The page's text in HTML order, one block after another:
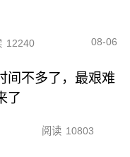
12240 08-06
间不多了，最艰难
了
阅读 10803